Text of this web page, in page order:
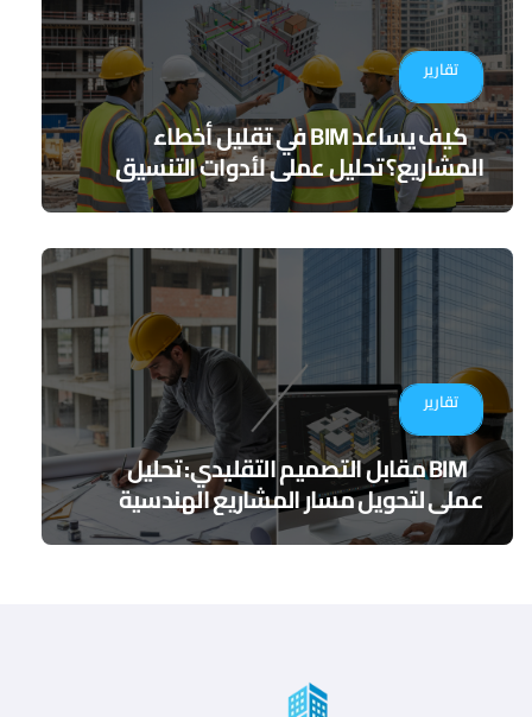
تقارير
كيف يساعد BIM في تقليل أخطاء
المشاريع؟ تحليل عملي لأدوات التنسيق
الرقمي
تقارير
BIM مقابل التصميم التقليدي: تحليل
عملي لتحويل مسار المشاريع الهندسية